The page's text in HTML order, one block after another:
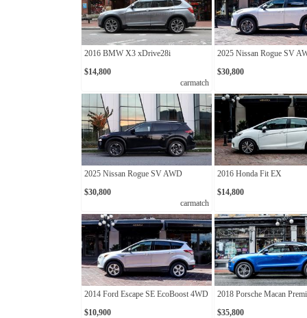
2016 BMW X3 xDrive28i
$14,800
carmatch
2025 Nissan Rogue SV
$30,800
2025 Nissan Rogue SV AWD
$30,800
carmatch
2016 Honda Fit EX
$14,800
2014 Ford Escape SE EcoBoost 4WD
$10,900
2018 Porsche Macan
$35,800